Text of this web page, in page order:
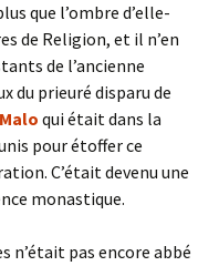
que l’ombre d’elle-
de Religion, et il n’en
de l’ancienne
du prieuré disparu de
qui était dans la
pour étoffer ce
C’était devenu une
monastique.
n’était pas encore abbé